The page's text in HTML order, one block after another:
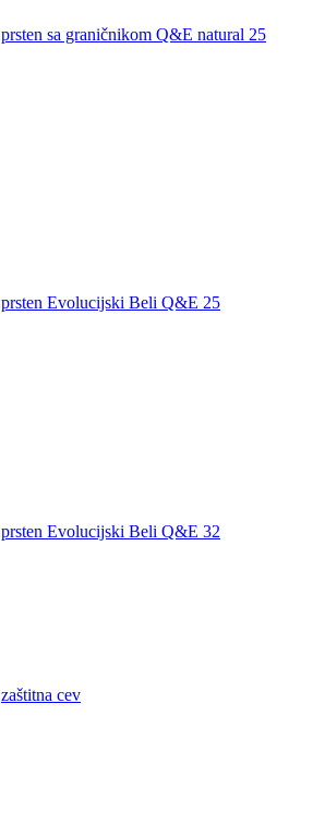
prsten sa graničnikom Q&E natural 25
prsten Evolucijski Beli Q&E 25
prsten Evolucijski Beli Q&E 32
zaštitna cev